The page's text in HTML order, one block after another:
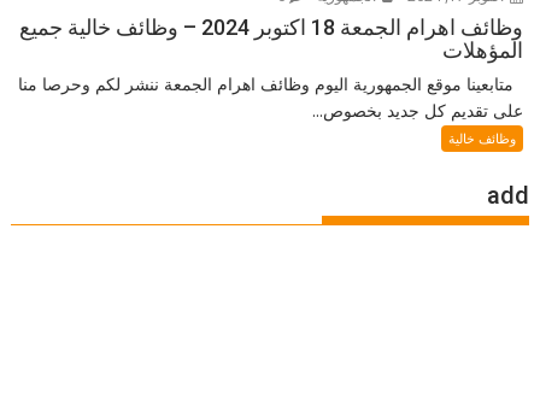
وظائف اهرام الجمعة 18 اكتوبر 2024 – وظائف خالية جميع
المؤهلات
متابعينا موقع الجمهورية اليوم وظائف اهرام الجمعة ننشر لكم وحرصا منا
على تقديم كل جديد بخصوص...
وظائف خالية
add